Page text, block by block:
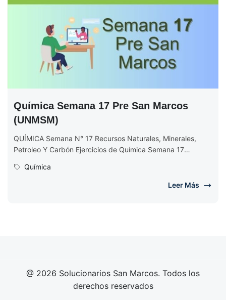
Química Semana 17 Pre San Marcos
(UNMSM)
QUÍMICA Semana N° 17 Recursos Naturales, Minerales,
Petroleo Y Carbón Ejercicios de Química Semana 17
Química
Leer Más
@ 2026 Solucionarios San Marcos. Todos los
derechos reservados